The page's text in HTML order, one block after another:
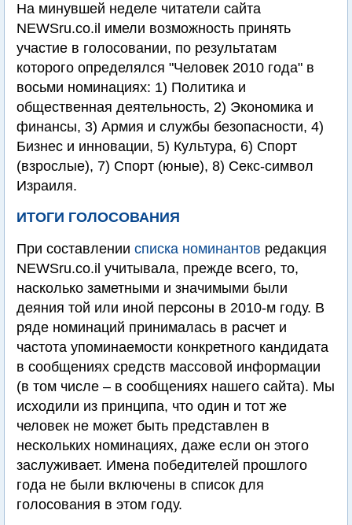
На минувшей неделе читатели сайта
NEWSru.co.il имели возможность принять
участие в голосовании, по результатам
которого определялся "Человек 2010 года" в
восьми номинациях: 1) Политика и
общественная деятельность, 2) Экономика и
финансы, 3) Армия и службы безопасности, 4)
Бизнес и инновации, 5) Культура, 6) Спорт
(взрослые), 7) Спорт (юные), 8) Секс-символ
Израиля.
ИТОГИ ГОЛОСОВАНИЯ
При составлении списка номинантов редакция
NEWSru.co.il учитывала, прежде всего, то,
насколько заметными и значимыми были
деяния той или иной персоны в 2010-м году. В
ряде номинаций принималась в расчет и
частота упоминаемости конкретного кандидата
в сообщениях средств массовой информации
(в том числе – в сообщениях нашего сайта). Мы
исходили из принципа, что один и тот же
человек не может быть представлен в
нескольких номинациях, даже если он этого
заслуживает. Имена победителей прошлого
года не были включены в список для
голосования в этом году.